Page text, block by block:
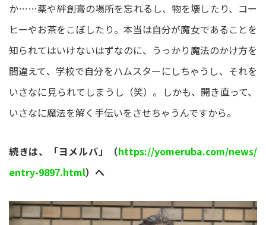
か……薬や絆創膏の場所を忘れるし、物を壊したり、コー
ヒーやお茶をこぼしたり。本当は自分が魔女であることを
知られてはいけないはずなのに、うっかり魔法のかけ方を
間違えて、学校で自分をハムスターにしちゃうし、それを
いさなに見られてしまうし（笑）。しかも、開き直って、
いさなに魔法を解く手伝いをさせちゃうんですから。
続きは、「ヨメルバ」（https://yomeruba.com/news/
entry-9897.html）へ